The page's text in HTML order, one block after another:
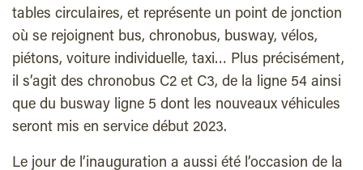
tables circulaires, et représente un point de jonction
où se rejoignent bus, chronobus, busway, vélos,
piétons, voiture individuelle, taxi… Plus précisément,
il s’agit des chronobus C2 et C3, de la ligne 54 ainsi
que du busway ligne 5 dont les nouveaux véhicules
seront mis en service début 2023.
Le jour de l’inauguration a aussi été l’occasion de la